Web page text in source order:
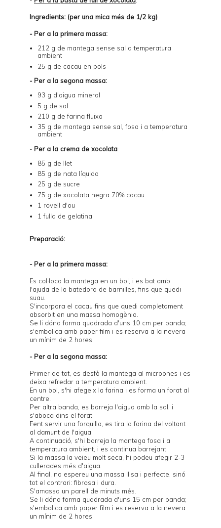
Ingredients: (per una mica més de 1/2 kg)
- Per a la primera massa:
212 g de mantega sense sal a temperatura
ambient
25 g de cacau en pols
- Per a la segona massa:
93 g d'aigua mineral
5 g de sal
210 g de farina fluixa
35 g de mantega sense sal, fosa i a temperatura
ambient
- Per a la crema de xocolata:
85 g de llet
85 g de nata líquida
25 g de sucre
75 g de xocolata negra 70% cacau
1 rovell d'ou
1 fulla de gelatina
Preparació:
- Per a la primera massa:
Es col·loca la mantega en un bol, i es bat amb
l'ajuda de la batedora de barnilles, fins que quedi
suau.
S'incorpora el cacau fins que quedi completament
absorbit en una massa homogènia.
Se li dóna forma quadrada d'uns 10 cm per banda;
s'embolica amb paper film i es reserva a la nevera
un mínim de 2 hores.
- Per a la segona massa:
Primer de tot, es desfà la mantega al microones i es
deixa refredar a temperatura ambient.
En un bol, s'hi afegeix la farina i es forma un forat al
centre.
Per altra banda, es barreja l'aigua amb la sal, i
s'aboca dins el forat.
Fent servir una forquilla, es tira la farina del voltant
al damunt de l'aigua.
A continuació, s'hi barreja la mantega fosa i a
temperatura ambient, i es continua barrejant.
Si la massa la veieu molt seca, hi podeu afegir 2-3
cullerades més d'aigua.
Al final, no espereu una massa llisa i perfecte, sinó
tot el contrari: fibrosa i dura.
S'amassa un parell de minuts més.
Se li dóna forma quadrada d'uns 15 cm per banda;
s'embolica amb paper film i es reserva a la nevera
un mínim de 2 hores.